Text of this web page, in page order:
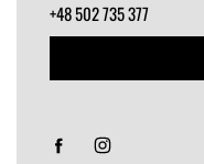
+48 502 735 377